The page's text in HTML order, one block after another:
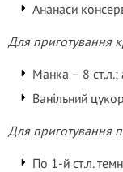
Ананаси
Для приготування
Манка – 8 ст.л.;
Ванільний
Для приготування
По 1-й ст.л.